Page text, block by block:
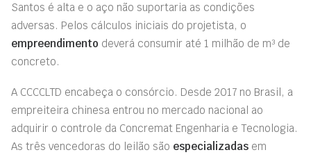
Santos é alta e o aço não suportaria as condições
adversas. Pelos cálculos iniciais do projetista, o
empreendimento deverá consumir até 1 milhão de m³ de
concreto.
A CCCCLTD encabeça o consórcio. Desde 2017 no Brasil, a
empreiteira chinesa entrou no mercado nacional ao
adquirir o controle da Concremat Engenharia e Tecnologia.
As três vencedoras do leilão são especializadas em